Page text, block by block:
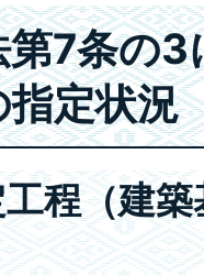
7条の
定状況
程（建